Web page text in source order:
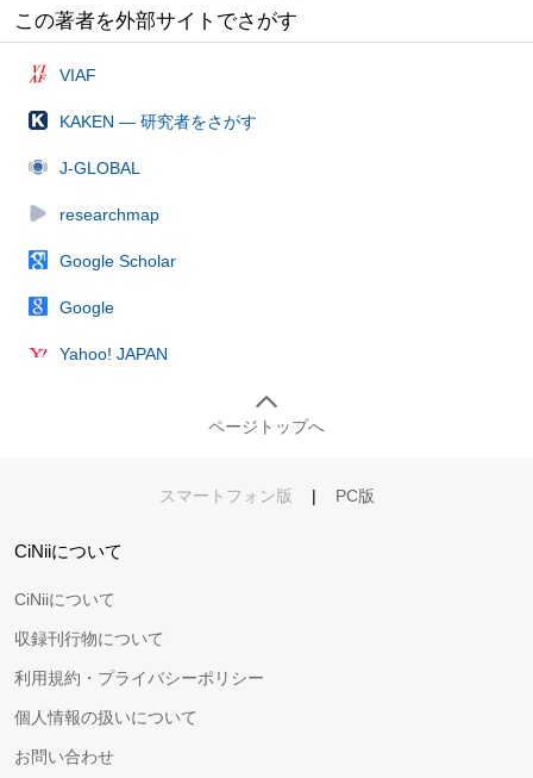
この著者を外部サイトでさがす
VIAF
KAKEN — 研究者をさがす
J-GLOBAL
researchmap
Google Scholar
Google
Yahoo! JAPAN
ページトップへ
スマートフォン版 | PC版
CiNiiについて
CiNiiについて
収録刊行物について
利用規約・プライバシーポリシー
個人情報の扱いについて
お問い合わせ